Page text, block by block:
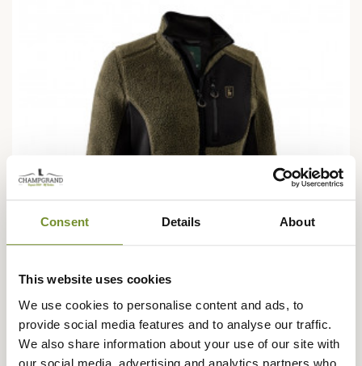
Consent Details About
This website uses cookies
We use cookies to personalise content and ads, to
provide social media features and to analyse our traffic.
We also share information about your use of our site with
our social media, advertising and analytics partners who
DEERHUNTER
Veste Roja en Sherpa femme Deerhunter